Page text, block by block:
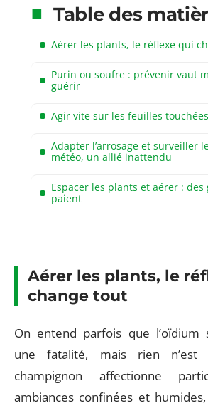
Table des
Aérer les plants, le réflexe qui
Purin ou soufre : prévenir vaut
guérir
Agir vite sur les feuilles touchées
Adapter l’arrosage et surveiller
météo, un allié inattendu
Espacer les plants et aérer : des
paient
Aérer les plants, le
change tout
On entend parfois que l’oïdium
une fatalité, mais rien n’est
champignon affectionne
ambiances confinées et